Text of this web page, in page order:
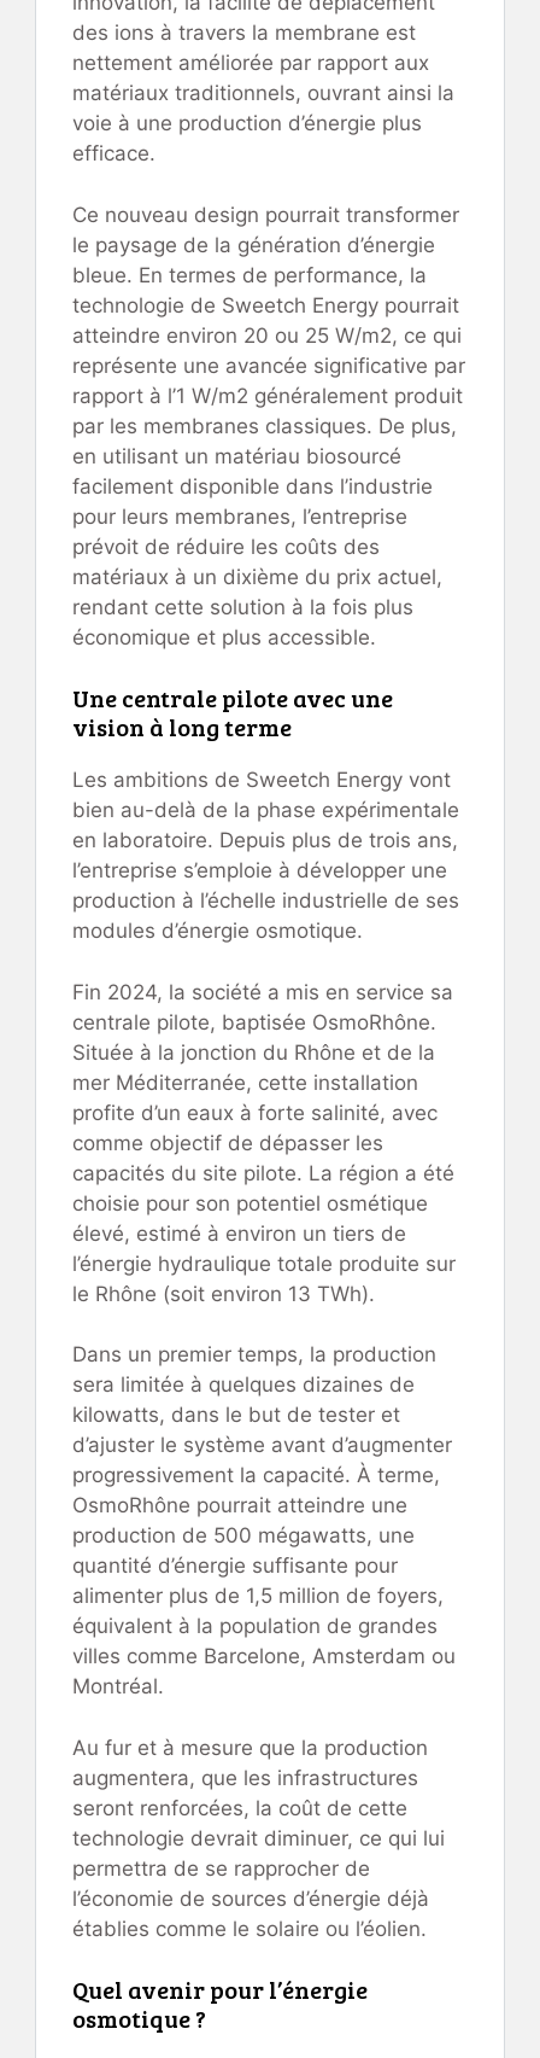
des ions à travers la membrane est
nettement améliorée par rapport aux
matériaux traditionnels, ouvrant ainsi la
voie à une production d’énergie plus
efficace.
Ce nouveau design pourrait transformer
le paysage de la génération d’énergie
bleue. En termes de performance, la
technologie de Sweetch Energy pourrait
atteindre environ 20 ou 25 W/m2, ce qui
représente une avancée significative par
rapport à l’1 W/m2 généralement produit
par les membranes classiques. De plus,
en utilisant un matériau biosourcé
facilement disponible dans l’industrie
pour leurs membranes, l’entreprise
prévoit de réduire les coûts des
matériaux à un dixième du prix actuel,
rendant cette solution à la fois plus
économique et plus accessible.
Une centrale pilote avec une
vision à long terme
Les ambitions de Sweetch Energy vont
bien au-delà de la phase expérimentale
en laboratoire. Depuis plus de trois ans,
l’entreprise s’emploie à développer une
production à l’échelle industrielle de ses
modules d’énergie osmotique.
Fin 2024, la société a mis en service sa
centrale pilote, baptisée OsmoRhône.
Située à la jonction du Rhône et de la
mer Méditerranée, cette installation
profite d’un eaux à forte salinité, avec
comme objectif de dépasser les
capacités du site pilote. La région a été
choisie pour son potentiel osmétique
élevé, estimé à environ un tiers de
l’énergie hydraulique totale produite sur
le Rhône (soit environ 13 TWh).
Dans un premier temps, la production
sera limitée à quelques dizaines de
kilowatts, dans le but de tester et
d’ajuster le système avant d’augmenter
progressivement la capacité. À terme,
OsmoRhône pourrait atteindre une
production de 500 mégawatts, une
quantité d’énergie suffisante pour
alimenter plus de 1,5 million de foyers,
équivalent à la population de grandes
villes comme Barcelone, Amsterdam ou
Montréal.
Au fur et à mesure que la production
augmentera, que les infrastructures
seront renforcées, la coût de cette
technologie devrait diminuer, ce qui lui
permettra de se rapprocher de
l’économie de sources d’énergie déjà
établies comme le solaire ou l’éolien.
Quel avenir pour l’énergie
osmotique ?